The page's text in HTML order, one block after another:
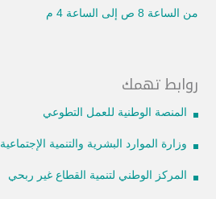
من الساعة 8 ص إلى الساعة 4 م
روابط تهمك
المنصة الوطنية للعمل التطوعي
وزارة الموارد البشرية والتنمية الإجتماعية
المركز الوطني لتنمية القطاع غير ربحي